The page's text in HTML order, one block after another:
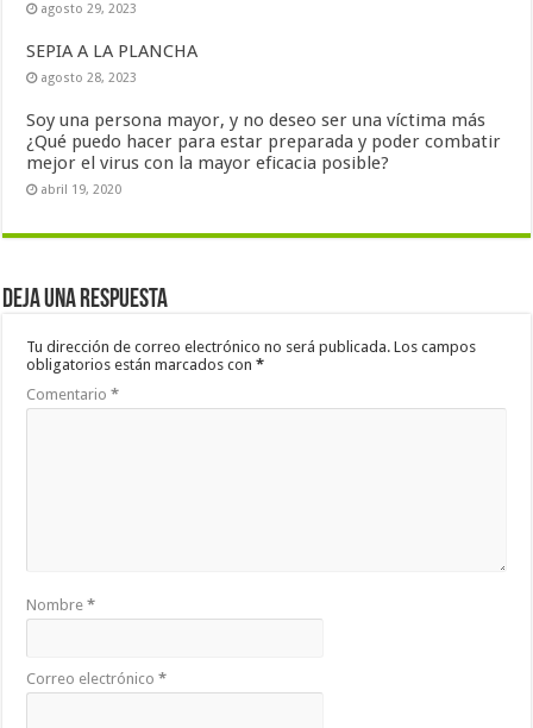
agosto 29, 2023
SEPIA A LA PLANCHA
agosto 28, 2023
Soy una persona mayor, y no deseo ser una víctima más
¿Qué puedo hacer para estar preparada y poder combatir
mejor el virus con la mayor eficacia posible?
abril 19, 2020
Deja una respuesta
Tu dirección de correo electrónico no será publicada. Los campos
obligatorios están marcados con*
Comentario*
Nombre*
Correo electrónico*